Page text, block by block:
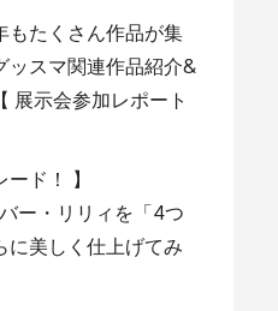
もたくさん作品が集
ッスマ関連作品紹介&
展示会参加レポート
ド！ 】
ー・リリィを「4つ
に美しく仕上げてみ